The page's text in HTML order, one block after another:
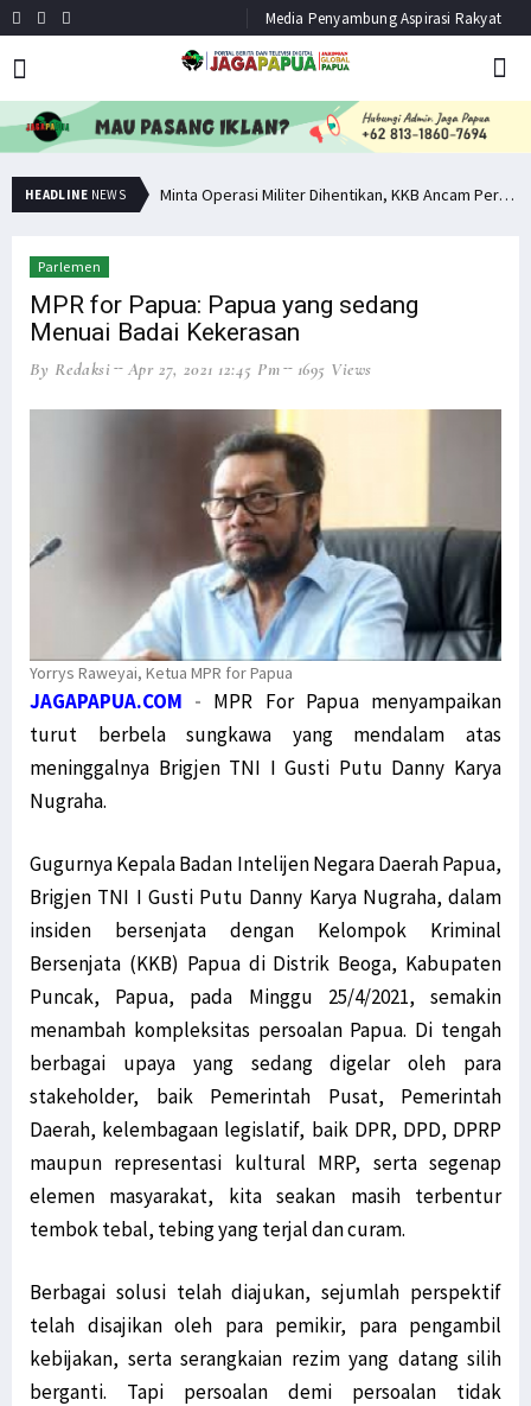
Media Penyambung Aspirasi Rakyat
HEADLINE NEWS Hindari Bias Definisi, Filep: Perlu Definisi Khusus Afiliasi KKB Minta Operasi Militer Dihentikan, KKB Ancam Perang Serentak
Parlemen
MPR for Papua: Papua yang sedang
Menuai Badai Kekerasan
By Redaksi Apr 27, 2021 12:45 Pm 1695 Views
Yorrys Raweyai, Ketua MPR for Papua
JAGAPAPUA.COM - MPR For Papua menyampaikan
turut berbela sungkawa yang mendalam atas
meninggalnya Brigjen TNI I Gusti Putu Danny Karya
Nugraha.
Gugurnya Kepala Badan Intelijen Negara Daerah Papua,
Brigjen TNI I Gusti Putu Danny Karya Nugraha, dalam
insiden bersenjata dengan Kelompok Kriminal
Bersenjata (KKB) Papua di Distrik Beoga, Kabupaten
Puncak, Papua, pada Minggu 25/4/2021, semakin
menambah kompleksitas persoalan Papua. Di tengah
berbagai upaya yang sedang digelar oleh para
stakeholder, baik Pemerintah Pusat, Pemerintah
Daerah, kelembagaan legislatif, baik DPR, DPD, DPRP
maupun representasi kultural MRP, serta segenap
elemen masyarakat, kita seakan masih terbentur
tembok tebal, tebing yang terjal dan curam.
Berbagai solusi telah diajukan, sejumlah perspektif
telah disajikan oleh para pemikir, para pengambil
kebijakan, serta serangkaian rezim yang datang silih
berganti. Tapi persoalan demi persoalan tidak